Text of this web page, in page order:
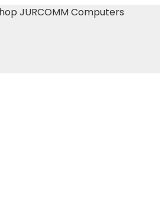
JURCOMM Computers